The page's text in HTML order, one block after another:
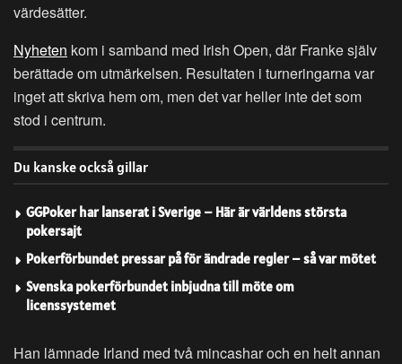
värdesätter.
Nyheten kom i samband med Irish Open, där Franke själv
berättade om utmärkelsen. Resultaten i turneringarna var
inget att skriva hem om, men det var heller inte det som
stod i centrum.
Du kanske också gillar
GGPoker har lanserat i Sverige – Här är världens största
pokersajt
Pokerförbundet pressar på för ändrade regler – så var mötet
Svenska pokerförbundet inbjudna till möte om
licenssystemet
Han lämnade Irland med två mincashar och en helt annan